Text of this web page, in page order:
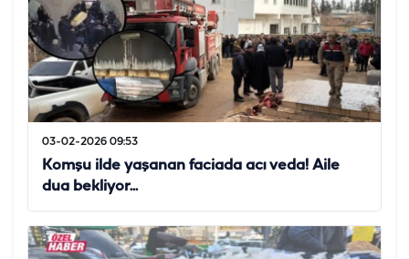
03-02-2026 09:53
Komşu ilde yaşanan faciada acı veda! Aile
dua bekliyor...